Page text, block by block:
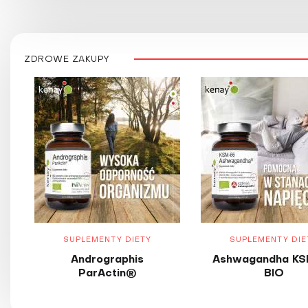
ZDROWE ZAKUPY
SUPLEMENTY DIETY
Andrographis
ParActin®
SUPLEMENTY
Ashwagandha
BIO